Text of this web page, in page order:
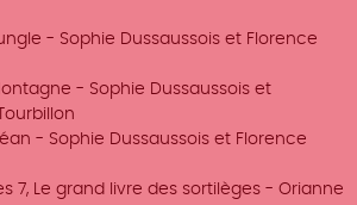
- Sophie Dussaussois et Florence
- Sophie Dussaussois et
- Sophie Dussaussois et Florence
7, Le grand livre des sortilèges - Orianne